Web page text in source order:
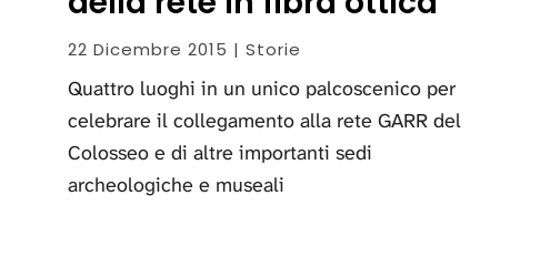
22 Dicembre 2015 | Storie
Quattro luoghi in un unico palcoscenico per
celebrare il collegamento alla rete GARR del
Colosseo e di altre importanti sedi
archeologiche e museali